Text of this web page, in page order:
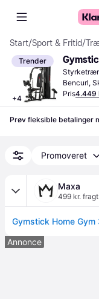
Start/Sport & Fritid/
Trender
+4
Bencurl,
Pris4.449
Prøv fleksible betalinger
Promoveret
Maxa
499 kr. fragt
Gymstick Home
Annonce